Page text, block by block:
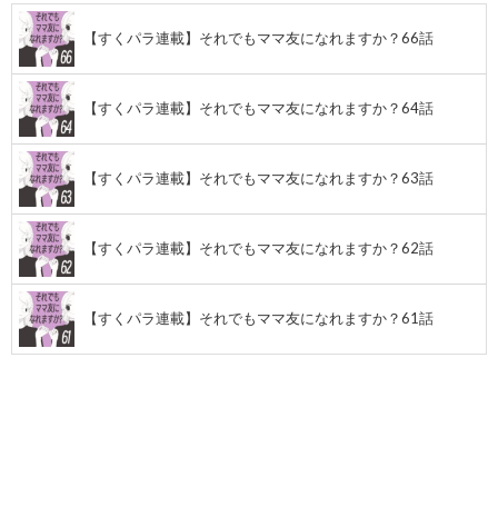
【すくパラ連載】それでもママ友になれますか？66話
【すくパラ連載】それでもママ友になれますか？64話
【すくパラ連載】それでもママ友になれますか？63話
【すくパラ連載】それでもママ友になれますか？62話
【すくパラ連載】それでもママ友になれますか？61話